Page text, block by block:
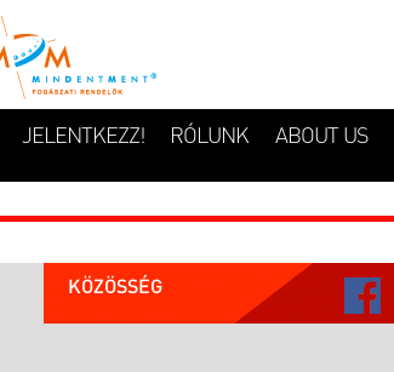
JELENTKEZZ! RÓLUNK ABOUT US
KÖZÖSSÉG